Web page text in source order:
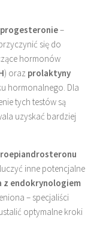
progesteronie–
się do
hormonów
) oraz prolaktyny
hormonalnego. Dla
tych testów są
uzyskać bardziej
inne potencjalne
z endokrynologiem
– specjaliści
optymalne kroki